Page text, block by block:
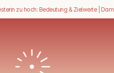
zu hoch: Bedeutung & Zielwerte |